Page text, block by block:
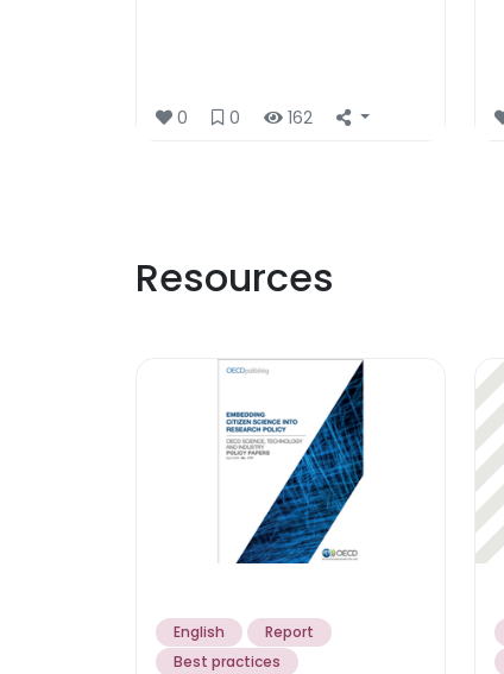
0 0 162
Resources
English
Report
Best practices